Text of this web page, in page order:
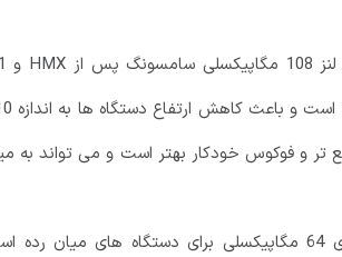
سنسوری 64 مگاپیکسلی برای دستگاه های میان